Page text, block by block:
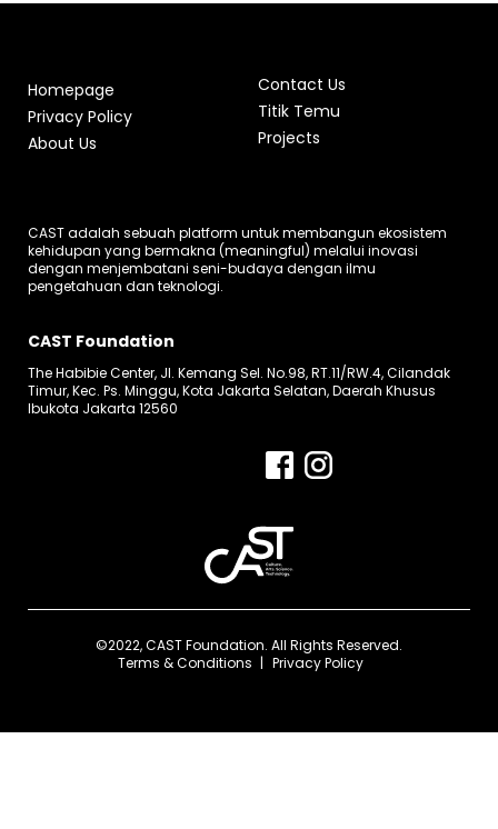
Homepage
Privacy Policy
About Us
Contact Us
Titik Temu
Projects
CAST adalah sebuah platform untuk membangun ekosistem
kehidupan yang bermakna (meaningful) melalui inovasi
dengan menjembatani seni-budaya dengan ilmu
pengetahuan dan teknologi.
CAST Foundation
The Habibie Center, Jl. Kemang Sel. No.98, RT.11/RW.4, Cilandak
Timur, Kec. Ps. Minggu, Kota Jakarta Selatan, Daerah Khusus
Ibukota Jakarta 12560
©2022, CAST Foundation. All Rights Reserved.
Terms & Conditions
Privacy Policy